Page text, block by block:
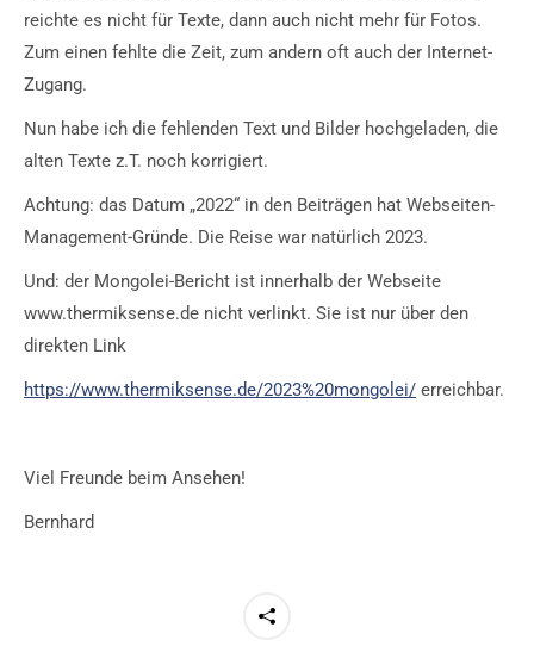
reichte es nicht für Texte, dann auch nicht mehr für Fotos.
Zum einen fehlte die Zeit, zum andern oft auch der Internet-
Zugang.
Nun habe ich die fehlenden Text und Bilder hochgeladen, die
alten Texte z.T. noch korrigiert.
Achtung: das Datum „2022“ in den Beiträgen hat Webseiten-
Management-Gründe. Die Reise war natürlich 2023.
Und: der Mongolei-Bericht ist innerhalb der Webseite
www.thermiksense.de nicht verlinkt. Sie ist nur über den
direkten Link
https://www.thermiksense.de/2023%20mongolei/ erreichbar.
Viel Freunde beim Ansehen!
Bernhard